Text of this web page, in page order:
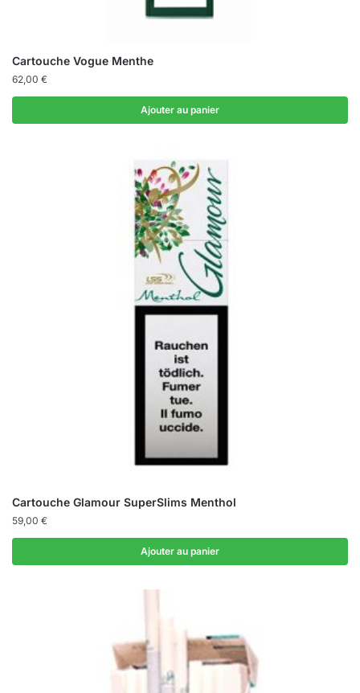
Cartouche Vogue Menthe
62,00 €
Ajouter au panier
Cartouche Glamour SuperSlims Menthol
59,00 €
Ajouter au panier